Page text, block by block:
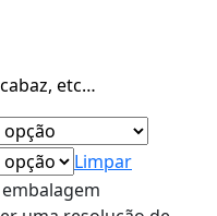
etc…
Limpar